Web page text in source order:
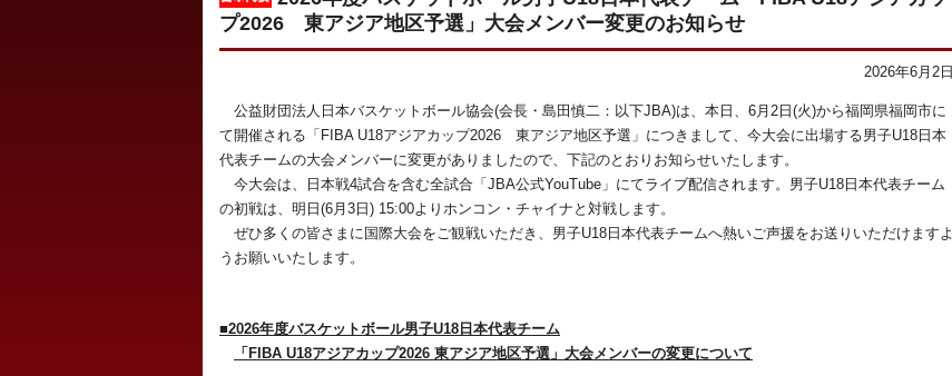
プ2026 東アジア地区予選」大会メンバー変更のお知らせ
2026年6月2日
公益財団法人日本バスケットボール協会(会長・島田慎二：以下JBA)は、本日、6月2日(火)から福岡県福岡市に
て開催される「FIBA U18アジアカップ2026 東アジア地区予選」につきまして、今大会に出場する男子U18日本
代表チームの大会メンバーに変更がありましたので、下記のとおりお知らせいたします。
今大会は、日本戦4試合を含む全試合「JBA公式YouTube」にてライブ配信されます。男子U18日本代表チーム
の初戦は、明日(6月3日) 15:00よりホンコン・チャイナと対戦します。
ぜひ多くの皆さまに国際大会をご観戦いただき、男子U18日本代表チームへ熱いご声援をお送りいただけますよ
うお願いいたします。
■2026年度バスケットボール男子U18日本代表チーム
「FIBA U18アジアカップ2026 東アジア地区予選」大会メンバーの変更について